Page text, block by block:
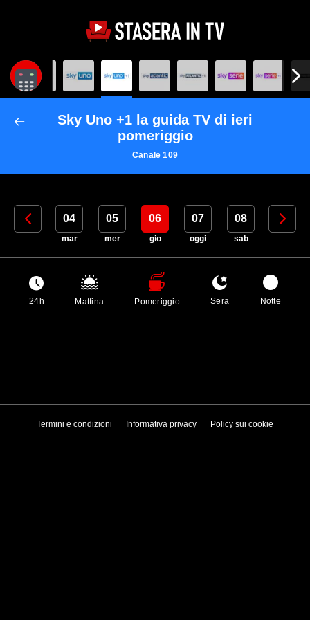
Sky Uno +1 la guida TV di ieri
pomeriggio
Canale 109
03 04
mar
05
mer
06
gio
07
oggi
08
sab
09
24h Mattina Pomeriggio Sera Notte
Termini e condizioni Informativa privacy Policy sui cookie